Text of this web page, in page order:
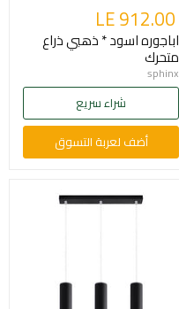
LE 912.00
اباجوره اسود * ذهبي ذراع
متحرك
sphinx
شراء سريع
أضف لعربة التسوق